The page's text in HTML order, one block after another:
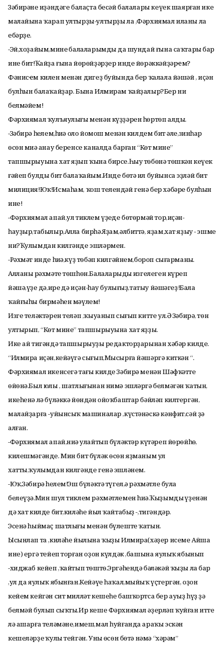
Зәбирәнең иҙәндәге балаҫта бесәй балалары кеүек шаярған ике
малайына ҡарап ултырҙы-ултырҙы ла ,Фәрхиямал иланы ла
ебәрҙе.
-Эй,хоҙайым,минең балаларымдың да шундай ғына саҡтары бар
ине бит!Ҡайҙа ғына йөрөйҙәрҙер инде йөрәккәйҙәрҽм?
Фәнисҽм килен менән диңгеҙ буйында бер ҡалала йәшәй , иҫән
булһын балаҡайҙар. Бына Илмирам ҡайҙалыр?Бер ни
белмәйем!
Фәрхиямал ҡулъяулығы менән күҙҙәрен һөртөп алды.
-Зәбирә һеңлем,һиңә оло йомош менән килдем бит әле,зинһар
өсөн миңә анау беренсе каналда барған “Көт мине”
тапшырыуына хат яҙып ҡына бирсе.Һыу төбөнә төшкән кеүек
ғәйеп булды бит балаҡайым.Инде бөтә ил буйынса эҙләй бит
милиция!Юҡ!Исмаһам, ҡош телендәй генә бер хәбәре булһын
ине!
-Фәрхиямал апай,ул тиклем үҙеңде бөтөрмәй тор,иҫән-
һауҙыр,табылыр,Алла бирһә.Яҙам,әлбиттә, яҙам,хат яҙыу - эшме
ни?Ҡулымдан килгәнде эшләрмен.
-Рәхмәт инде һиңә,күҙ төбәп килгәйнем,бороп сығарманың.
Алланың рәхмәте төшһөн.Балаларыңдың изгелеген күреп
йәшә,үҙең дә,ирең дә иҫән-һау булығыҙ,татыу йәшәгеҙ!Бала
ҡайғыһы бирмәһен мәүлем!
Изге теләктәрен теләп ,ҡыуанып сығып китте ул.Ә Зәбирә, төн
ултырып, “Көт мине” тапшырыуына хат яҙҙы.
Ике ай тигәндә тапшырыуҙың редакторҙарынан хәбәр килде.
“Илмира иҫән,кейәүгә сығып,Мысырға йәшәргә киткән “.
Фәрхиямал икенсегә тағы килде Зәбирә менән Шәфҡәттең
өйөнә.Был юлы , шатлығынан нимә эшләргә белмәгән ҡатын,
икеһенә лә бүләккә йөндән ойоҡбаштар бәйләп килтергән,
малайҙарға -уйынсыҡ машиналар ,күстәнәскә кәнфит,сәй ҙә
алған.
-Фәрхиямал апай,ниңә улайтып бүләктәр күтәреп йөрөйһөң,
килешмәгәнде. Мин бит бүләк өсөн яҙманым ул
хатты,ҡулымдан килгәнде генә эшләнем.
-Юҡ,Зәбирә һеңлем!Эш бүләктә түгел,ә рәхмәтле була
белеүҙә.Мин шул тиклем рәхмәтлемен һиңә.Ҡыҙымдың үҙенән
дә хат килде бит,киләһе йыл ҡайтабыҙ -,тигәндәр.
Эсенә һыймаҫ шатлығы менән бүлеште ҡатын.
Ысынлап та ,киләһе йылына ҡыҙы Илмира(хәҙер исеме Айша
ине) ергә тейеп торған оҙон күлдәк ,башына яулыҡ ябынып
-хиджаб кейеп ,ҡайтып төштө.Эргәһендә бәләкәй ҡыҙы ла бар
,ул да яулыҡ ябынған.Кейәүе һаҡал,мыйыҡ үҫтергән, оҙон
кейем кейгән сит милләт кешеһе башҡортса бер ауыҙ һүҙ ҙә
белмәй булып сыҡты.Ир кеше Фәрхиямал әҙерләп ҡуйған итте
лә ашарға теләмәне,имеш,мал һуйғанда араҡы эскән
кешеләрҙең ҡулы тейгән. Уның өсөн бөтә нәмә “хәрәм”